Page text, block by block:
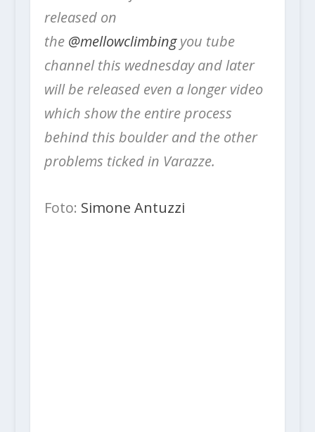
released on
the @mellowclimbingyou tube
channel this wednesday and later
will be released even a longer video
which show the entire process
behind this boulder and the other
problems ticked in Varazze.
Foto: Simone Antuzzi